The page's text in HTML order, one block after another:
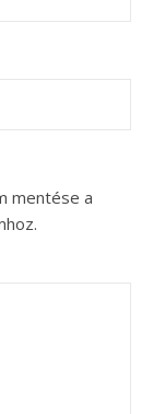
mentése a